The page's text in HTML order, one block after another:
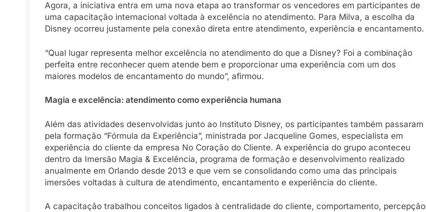
Agora, a iniciativa entra em uma nova etapa ao transformar os vencedores em participantes de
uma capacitação internacional voltada à excelência no atendimento. Para Milva, a escolha da
Disney ocorreu justamente pela conexão direta entre atendimento, experiência e encantamento.
“Qual lugar representa melhor excelência no atendimento do que a Disney? Foi a combinação
perfeita entre reconhecer quem atende bem e proporcionar uma experiência com um dos
maiores modelos de encantamento do mundo”, afirmou.
Magia e excelência: atendimento como experiência humana
Além das atividades desenvolvidas junto ao Instituto Disney, os participantes também passaram
pela formação “Fórmula da Experiência”, ministrada por Jacqueline Gomes, especialista em
experiência do cliente da empresa No Coração do Cliente. A experiência do grupo aconteceu
dentro da Imersão Magia & Excelência, programa de formação e desenvolvimento realizado
anualmente em Orlando desde 2013 e que vem se consolidando como uma das principais
imersões voltadas à cultura de atendimento, encantamento e experiência do cliente.
A capacitação trabalhou conceitos ligados à centralidade do cliente, comportamento, percepção